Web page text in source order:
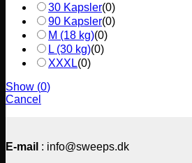
30 Kapsler(0)
90 Kapsler(0)
M (18 kg)(0)
L (30 kg)(0)
XXXL(0)
Show (0)
Cancel
E-mail : info@sweeps.dk